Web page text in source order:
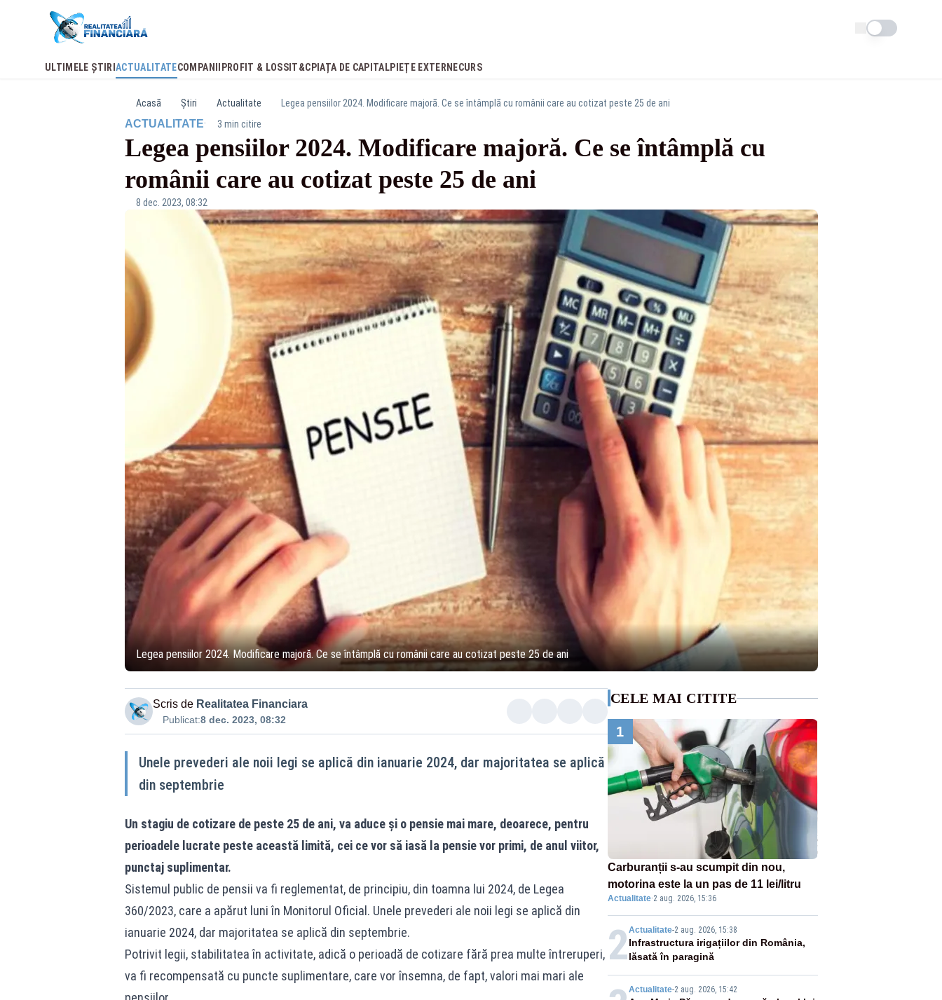
Schimba tema
ULTIMELE ȘTIRI ACTUALITATECOMPANII PROFIT & LOSS IT&C PIAȚA DE CAPITALPIEȚE EXTERNECURS
Acasă Știri Actualitate Legea pensiilor 2024. Modificare majoră. Ce se întâmplă cu românii care au cotizat peste 25 de ani
ACTUALITATE· 3 min citire
Legea pensiilor 2024. Modificare majoră. Ce se întâmplă cu
românii care au cotizat peste 25 de ani
8 dec. 2023, 08:32
Legea pensiilor 2024. Modificare majoră. Ce se întâmplă cu românii care au cotizat peste 25 de ani
Scris de Realitatea Financiara
Publicat:8 dec. 2023, 08:32
Unele prevederi ale noii legi se aplică din ianuarie 2024, dar majoritatea se aplică
din septembrie
Un stagiu de cotizare de peste 25 de ani, va aduce și o pensie mai mare, deoarece, pentru
perioadele lucrate peste această limită, cei ce vor să iasă la pensie vor primi, de anul viitor,
punctaj suplimentar.
Sistemul public de pensii va fi reglementat, de principiu, din toamna lui 2024, de Legea
360/2023, care a apărut luni în Monitorul Oficial. Unele prevederi ale noii legi se aplică din
ianuarie 2024, dar majoritatea se aplică din septembrie.
Potrivit legii, stabilitatea în activitate, adică o perioadă de cotizare fără prea multe întreruperi,
va fi recompensată cu puncte suplimentare, care vor însemna, de fapt, valori mai mari ale
CELE MAI CITITE
1
Carburanții s-au scumpit din nou,
motorina este la un pas de 11 lei/litru
Actualitate·2 aug. 2026, 15:36
2Actualitate-2 aug. 2026, 15:38
Infrastructura irigațiilor din România,
lăsată în paragină
Actualitate-2 aug. 2026, 15:42